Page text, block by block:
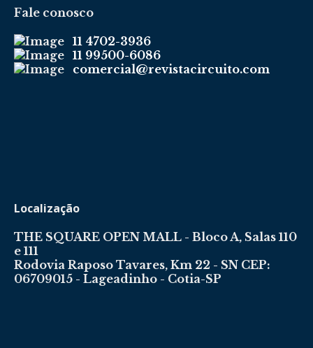
Fale conosco
11 4702-3936
11 99500-6086
comercial@revistacircuito.com
Localização
THE SQUARE OPEN MALL - Bloco A, Salas 110
e 111
Rodovia Raposo Tavares, Km 22 - SN CEP:
06709015 - Lageadinho - Cotia-SP